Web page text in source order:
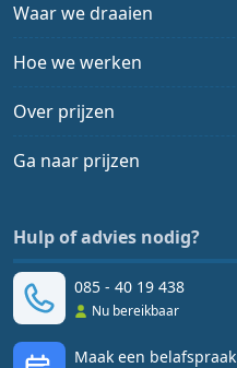
Waar we draaien
Hoe we werken
Over prijzen
Ga naar prijzen
Hulp of advies nodig?
085 - 40 19 438
Nu bereikbaar
Maak een belafspraak